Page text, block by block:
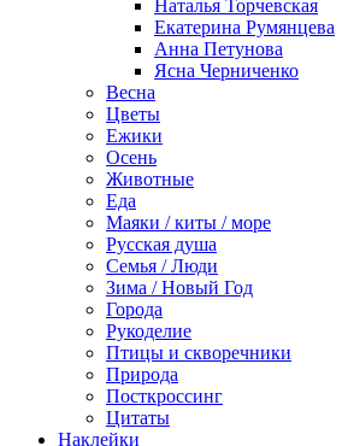
Наталья Торчевская
Екатерина Румянцева
Анна Петунова
Ясна Черниченко
Весна
Цветы
Ежики
Осень
Животные
Еда
Маяки / киты / море
Русская душа
Семья / Люди
Зима / Новый Год
Города
Рукоделие
Птицы и скворечники
Природа
Посткроссинг
Цитаты
Наклейки